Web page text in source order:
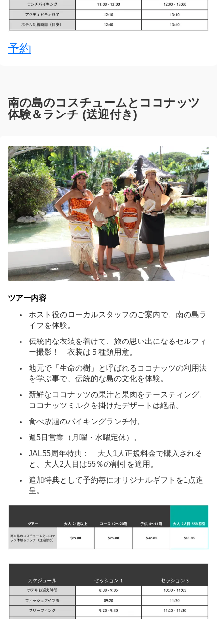
予約
南の島のコスチュームとココナッツ
体験＆ランチ (送迎付き)
ツアー内容
ホスト役のローカルスタッフのご案内で、南の島ラ
イフを体験。
伝統的な衣装を着けて、旅の思い出になるセルフィ
ー撮影！ 衣装は５種類用意。
地元で「生命の樹」と呼ばれるココナッツの利用法
を学ぶ事で、伝統的な島の文化を体験。
新鮮なココナッツの果汁と果肉をテースティング、
ココナッツミルクを掛けたデザートは絶品。
食べ放題のバイキングランチ付。
週5日営業（月曜・水曜定休）。
JAL55周年特典： 大人1人正規料金で購入される
と、大人2人目は55％の割引を適用。
追加特典として予約毎にオリジナルギフトを1点進
呈。